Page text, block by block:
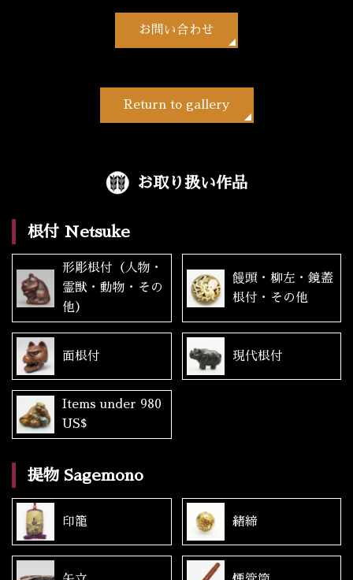
お問い合わせ
Return to gallery
お取り扱い作品
根付 Netsuke
形彫根付（人物・
霊獣・動物・その
他）
饅頭・柳左・鏡蓋
根付・その他
面根付 現代根付
Items under 980
US$
提物 Sagemono
印籠 緒締